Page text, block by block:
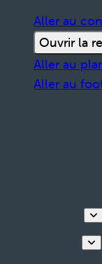
Aller au
Ouvrir la
Aller au
Aller au